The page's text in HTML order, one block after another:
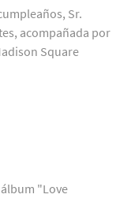
Sr.
acompañada por
Square
álbum "Love